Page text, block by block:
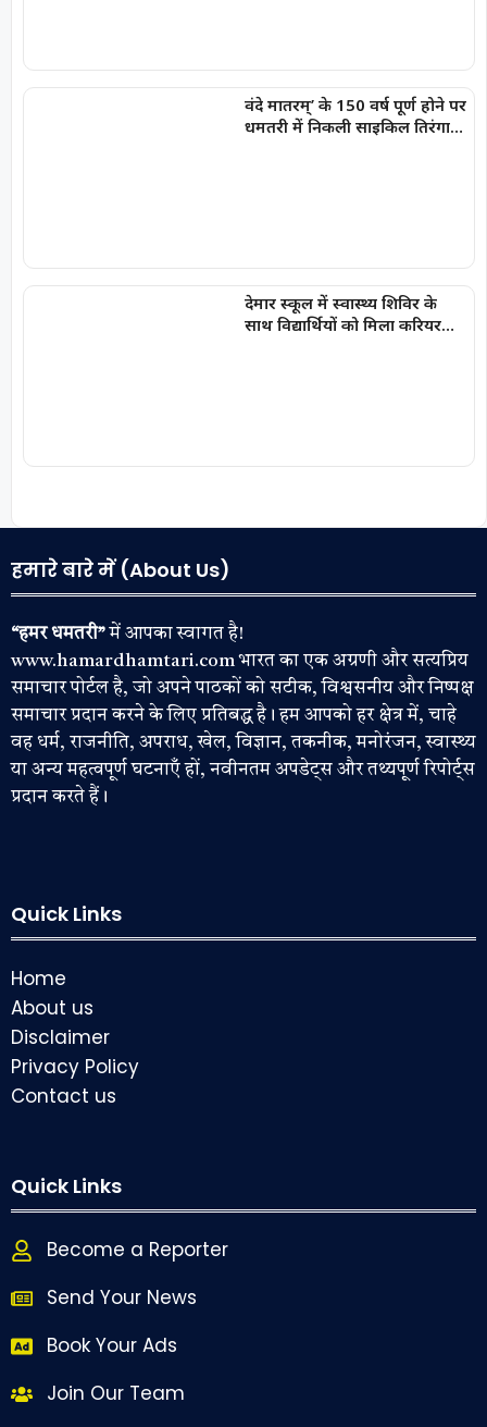
वंदे मातरम्’ के 150 वर्ष पूर्ण होने पर
धमतरी में निकली साइकिल तिरंगा
देमार स्कूल में स्वास्थ्य शिविर के
साथ विद्यार्थियों को मिला करियर
हमारे बारे में (About Us)
“हमर धमतरी”में आपका स्वागत है!
www.hamardhamtari.com भारत का एक अग्रणी और सत्यप्रिय
समाचार पोर्टल है, जो अपने पाठकों को सटीक, विश्वसनीय और निष्पक्ष
समाचार प्रदान करने के लिए प्रतिबद्ध है। हम आपको हर क्षेत्र में, चाहे
वह धर्म, राजनीति, अपराध, खेल, विज्ञान, तकनीक, मनोरंजन, स्वास्थ्य
या अन्य महत्वपूर्ण घटनाएँ हों, नवीनतम अपडेट्स और तथ्यपूर्ण रिपोर्ट्स
प्रदान करते हैं।
Quick Links
Home
About us
Disclaimer
Privacy Policy
Contact us
Quick Links
Become a Reporter
Send Your News
Book Your Ads
Join Our Team